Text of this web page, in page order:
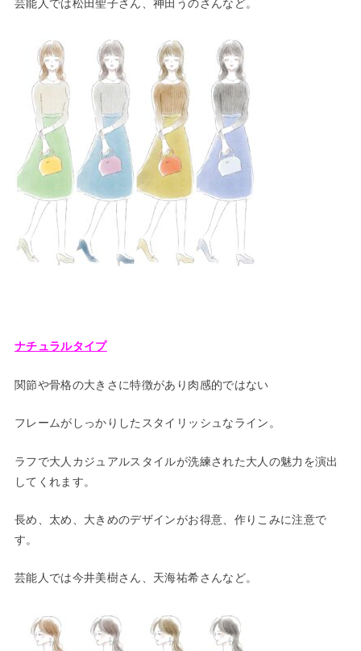
芸能人では松田聖子さん、神田うのさんなど。
ナチュラルタイプ
関節や骨格の大きさに特徴があり肉感的ではない
フレームがしっかりしたスタイリッシュなライン。
ラフで大人カジュアルスタイルが洗練された大人の魅力を演出
してくれます。
長め、太め、大きめのデザインがお得意、作りこみに注意で
す。
芸能人では今井美樹さん、天海祐希さんなど。